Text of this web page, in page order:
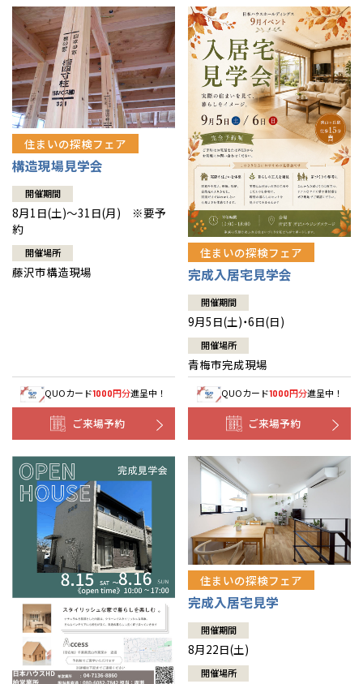
住まいの探検フェア
構造現場見学会
開催期間
8月1日(土)～31日(月) ※要予
約
開催場所
藤沢市構造現場
QUOカード1000円分進呈中！
ご来場予約
住まいの探検フェア
完成入居宅見学会
開催期間
9月5日(土)・6日(日)
開催場所
青梅市完成現場
QUOカード1000円分進呈中！
ご来場予約
住まいの探検フェア
完成入居宅見学
開催期間
8月22日(土)
開催場所